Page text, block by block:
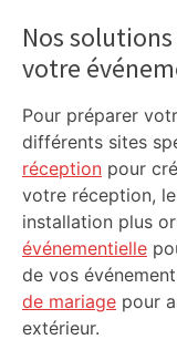
Sidebar
Nos
votre
Pour préparer
différents sites
réception pour
votre réception,
installation plus
événementielle
de vos
de mariage pour
extérieur.